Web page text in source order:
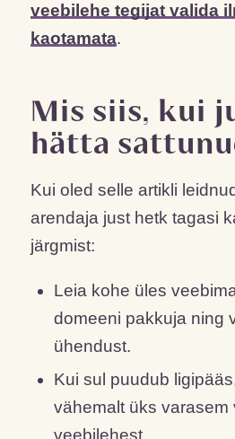
veebilehe tegijat valida
kaotamata.
Mis siis, kui
hätta
Kui oled selle artikli
arendaja just hetk tagasi
järgmist:
Leia kohe üles
domeeni pakkuja ning
ühendust.
Kui sul puudub
vähemalt üks varasem
veebilehest.